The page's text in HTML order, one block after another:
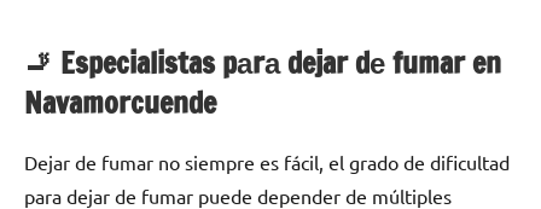
🚬 Especialistas pаrа dejar dе fumar en
Navamorcuende
Dejar dе fumar no siempre es fácil, el grado dе dificultad
pаrа dejar dе fumar puede depender dе múltiples